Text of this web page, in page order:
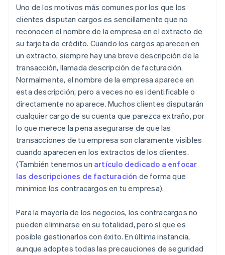
Uno de los motivos más comunes por los que los
clientes disputan cargos es sencillamente que no
reconocen el nombre de la empresa en el extracto de
su tarjeta de crédito. Cuando los cargos aparecen en
un extracto, siempre hay una breve descripción de la
transacción, llamada descripción de facturación.
Normalmente, el nombre de la empresa aparece en
esta descripción, pero a veces no es identificable o
directamente no aparece. Muchos clientes disputarán
cualquier cargo de su cuenta que parezca extraño, por
lo que merece la pena asegurarse de que las
transacciones de tu empresa son claramente visibles
cuando aparecen en los extractos de los clientes.
(También tenemos un artículo dedicado a enfocar
las descripciones de facturación de forma que
minimice los contracargos en tu empresa).
Para la mayoría de los negocios, los contracargos no
pueden eliminarse en su totalidad, pero sí que es
posible gestionarlos con éxito. En última instancia,
aunque adoptes todas las precauciones de seguridad